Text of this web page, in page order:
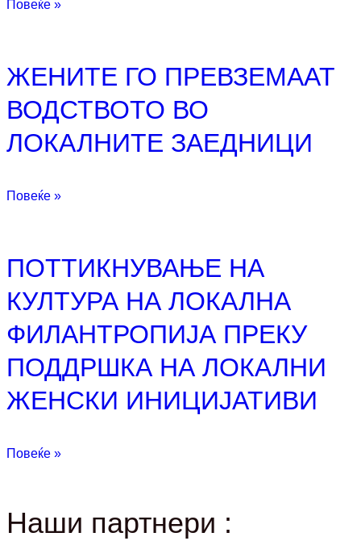
Повеќе »
ЖЕНИТЕ ГО ПРЕВЗЕМААТ
ВОДСТВОТО ВО
ЛОКАЛНИТЕ ЗАЕДНИЦИ
Повеќе »
ПОТТИКНУВАЊЕ НА
КУЛТУРА НА ЛОКАЛНА
ФИЛАНТРОПИЈА ПРЕКУ
ПОДДРШКА НА ЛОКАЛНИ
ЖЕНСКИ ИНИЦИЈАТИВИ
Повеќе »
Наши партнери :